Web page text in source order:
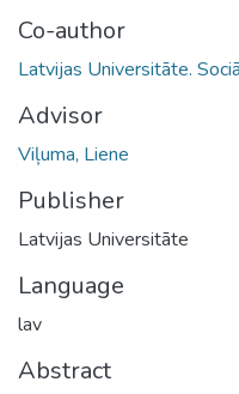
Co-author
Latvijas Universitāte.
Advisor
Viļuma, Liene
Publisher
Latvijas Universitāte
Language
lav
Abstract